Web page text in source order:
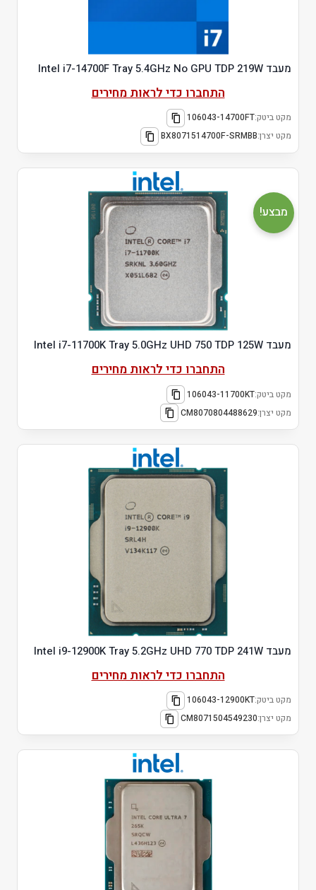
מעבד Intel i7-14700F Tray 5.4GHz No GPU TDP 219W
התחברו כדי לראות מחירים
מקט ביטק:106043-14700FT
מקט יצרן:BX8071514700F-SRMBB
מבצע!
מעבד Intel i7-11700K Tray 5.0GHz UHD 750 TDP 125W
התחברו כדי לראות מחירים
מקט ביטק:106043-11700KT
מקט יצרן:CM8070804488629
מעבד Intel i9-12900K Tray 5.2GHz UHD 770 TDP 241W
התחברו כדי לראות מחירים
מקט ביטק:106043-12900KT
מקט יצרן:CM8071504549230